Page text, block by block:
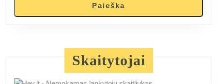
Tai
Paieška
Skaitytojai